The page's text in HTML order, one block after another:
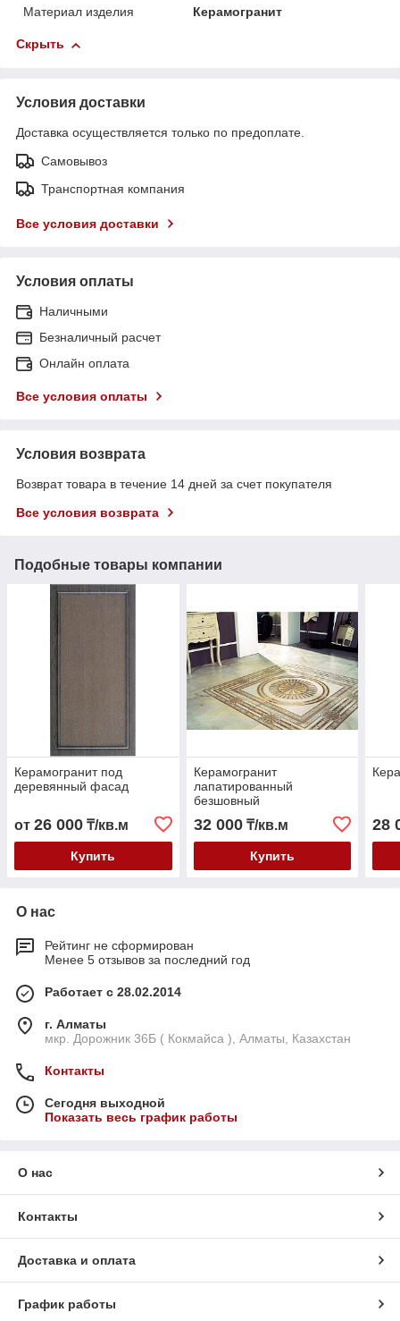
Материал изделия Керамогранит
Скрыть
Условия доставки
Доставка осуществляется только по предоплате.
Самовывоз
Транспортная компания
Все условия доставки
Условия оплаты
Наличными
Безналичный расчет
Онлайн оплата
Все условия оплаты
Условия возврата
Возврат товара в течение 14 дней за счет покупателя
Все условия возврата
Подобные товары компании
Керамогранит под
деревянный фасад
от 26 000 ₸/кв.м
Купить
Керамогранит
лапатированный
безшовный
32 000₸/кв.м
Купить
28
О нас
Рейтинг не сформирован
Менее 5 отзывов за последний год
Работает с 28.02.2014
г. Алматы
мкр. Дорожник 36Б ( Кокмайса ), Алматы, Казахстан
Контакты
Сегодня выходной
Показать весь график работы
О нас
Контакты
Доставка и оплата
График работы